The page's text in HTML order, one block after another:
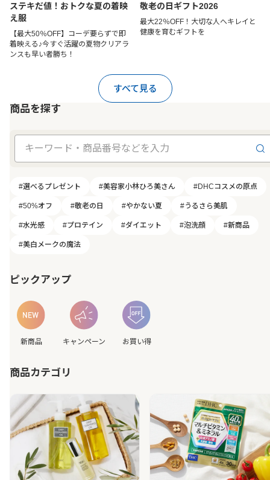
ステキだ値！おトクな夏の着映
え服
【最大50％OFF】コーデ要らずで即
着映える♪今すぐ活躍の夏物クリアラ
ンスも早い者勝ち！
敬老の日ギフト2026
最大22％OFF！大切な人へキレイと
健康を育むギフトを
すべて見る
商品を探す
#選べるプレゼント #美容家小林ひろ美さん #DHCコスメの原点
#50%オフ #敬老の日 #やかない夏 #うるさら美肌
#水光感 #プロテイン #ダイエット #泡洗顔 #新商品
#美白メークの魔法
ピックアップ
新商品 キャンペーン お買い得
商品カテゴリ